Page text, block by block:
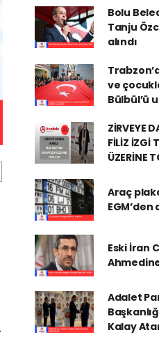
Bolu
Tanju
alındı
ve
Bülbül’ü
ZİRVEYE
FİLİZ İZGİ
ÜZERİNE
Araç
Eski İran
Adalet
Kalay